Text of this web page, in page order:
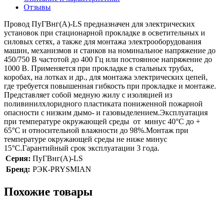
Отзывы
Провод ПуГВнг(А)-LS предназначен для электрических
установок при стационарной прокладке в осветительных и
силовых сетях, а также для монтажа электрооборудования
машин, механизмов и станков на номинальное напряжение до
450/750 В частотой до 400 Гц или постоянное напряжение до
1000 В. Применяется при прокладке в стальных трубах,
коробах, на лотках и др., для монтажа электрических цепей,
где требуется повышенная гибкость при прокладке и монтаже.
Представляет собой медную жилу с изоляцией из
поливинилхлоридного пластиката пониженной пожарной
опасности с низким дымо- и газовыделением.Эксплуатация
при температуре окружающей среды от минус 40°C до +
65°C и относительной влажности до 98%.Монтаж при
температуре окружающей среды не ниже минус
15°C.Гарантийный срок эксплуатации 3 года.
Серия: ПуГВнг(А)-LS
Бренд: РЭК-PRYSMIAN
Похожие товары